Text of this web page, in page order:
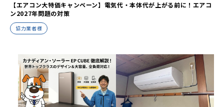
【エアコン大特価キャンペーン】電気代・本体代が上がる前に！エアコ
ン2027年問題の対策
協力業者様